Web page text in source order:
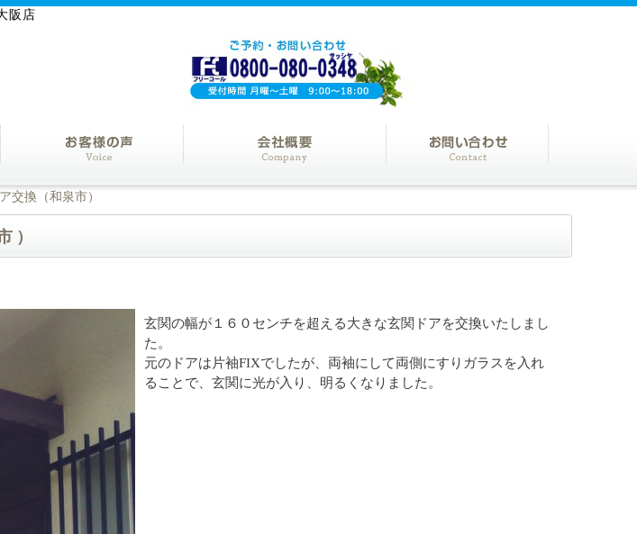
阪店
交換（和泉市）
）
玄関の幅が１６０センチを超える大きな玄関ドアを交換いたしまし
た。
元のドアは片袖FIXでしたが、両袖にして両側にすりガラスを入れ
ることで、玄関に光が入り、明るくなりました。